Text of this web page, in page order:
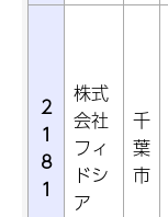
2
1
8
1
株式
会社
フィ
ドシ
ア
千
葉
市